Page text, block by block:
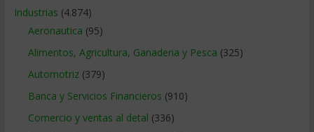
Industrias (4.874)
Aeronautica (95)
Alimentos, Agricultura, Ganaderia y Pesca (325)
Automotriz(379)
Banca y Servicios Financieros (910)
Comercio y ventas al detal (336)